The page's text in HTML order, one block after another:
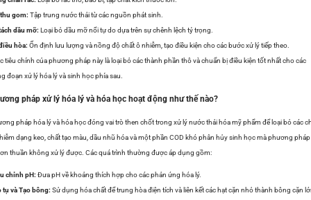
gom: Tập trung nước thải từ các nguồn phát sinh.
dầu mỡ: Loại bỏ dầu mỡ nổi tự do dựa trên sự chênh lệch tỷ trọng.
hòa: Ổn định lưu lượng và nồng độ chất ô nhiễm, tạo điều kiện cho các bước xử lý tiếp theo.
tiêu chính của phương pháp này là loại bỏ các thành phần thô và chuẩn bị điều kiện tốt nhất cho các
đoạn xử lý hóa lý và sinh học phía sau.
pháp xử lý hóa lý và hóa học hoạt động như thế nào?
pháp hóa lý và hóa học đóng vai trò then chốt trong xử lý nước thải hóa mỹ phẩm để loại bỏ các
dạng keo, chất tạo màu, dầu nhũ hóa và một phần COD khó phân hủy sinh học mà phương pháp
thuần không xử lý được. Các quá trình thường được áp dụng gồm:
chỉnh pH: Đưa pH về khoảng thích hợp cho các phản ứng hóa lý.
tụ và Tạo bông: Sử dụng hóa chất để trung hòa điện tích và liên kết các hạt cặn nhỏ thành bông cặn